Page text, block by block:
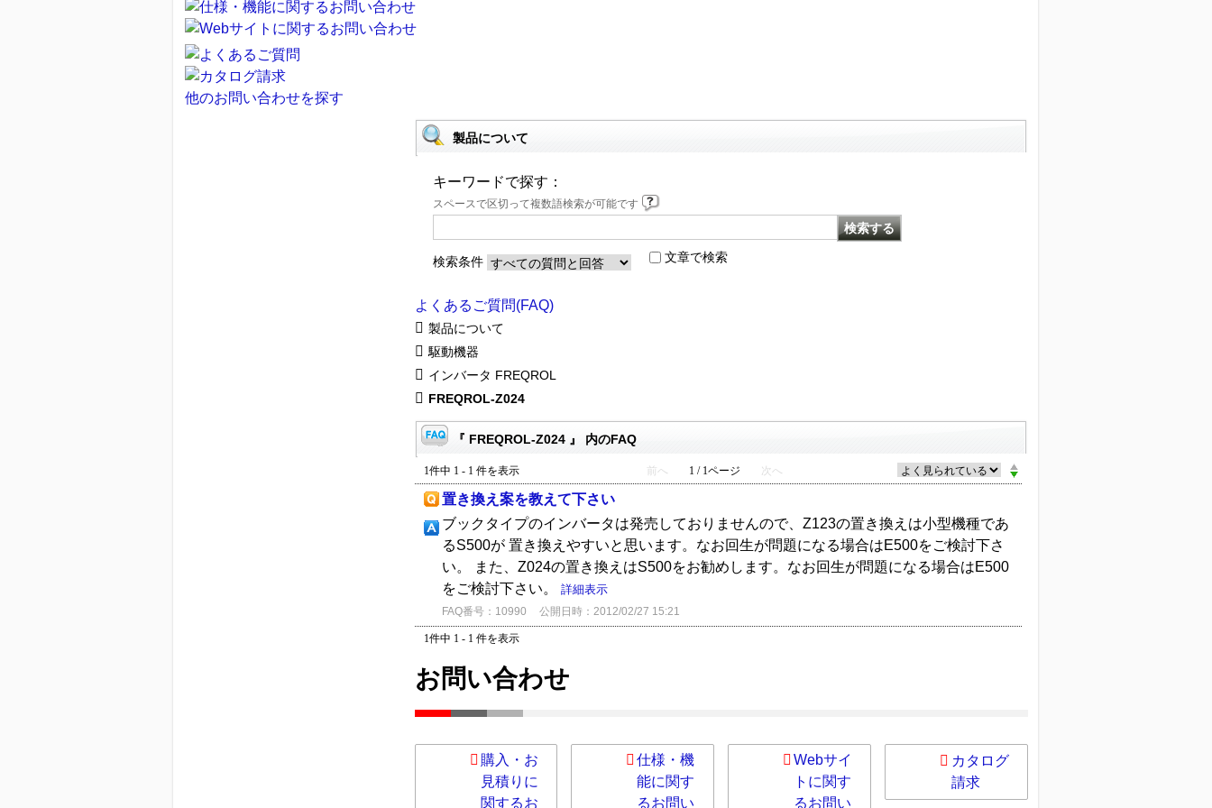
他のお問い合わせを探す
製品について
キーワードで探す：
スペースで区切って複数語検索が可能です
検索条件 文章で検索
よくあるご質問(FAQ)
製品について
駆動機器
インバータ FREQROL
FREQROL-Z024
『 FREQROL-Z024 』 内のFAQ
1件中 1 - 1 件を表示 前へ 1 / 1ページ 次へ
置き換え案を教えて下さい
ブックタイプのインバータは発売しておりませんので、Z123の置き換えは小型機種であ
るS500が 置き換えやすいと思います。なお回生が問題になる場合はE500をご検討下さ
い。 また、Z024の置き換えはS500をお勧めします。なお回生が問題になる場合はE500
をご検討下さい。 詳細表示
FAQ番号：10990 公開日時：2012/02/27 15:21
1件中 1 - 1 件を表示
お問い合わせ
購入・お
見積りに
関するお
仕様・機
能に関す
るお問い
Webサイ
トに関す
るお問い
カタログ
請求